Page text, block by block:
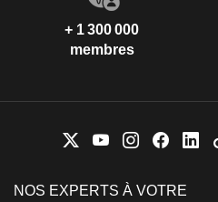
+ 1 300 000
membres
NOS EXPERTS À VOTRE